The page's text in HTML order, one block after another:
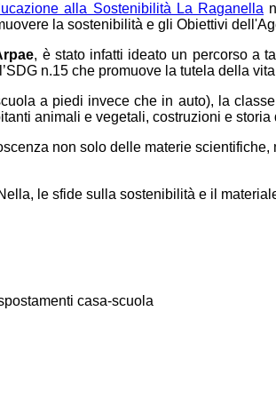
alla Sostenibilità La Raganella
la sostenibilità e gli Obiettivi
, è stato infatti ideato un percorso a
n.15 che promuove la tutela della
a piedi invece che in auto), la
animali e vegetali, costruzioni e storia
non solo delle materie
le sfide sulla sostenibilità e il
casa-scuola